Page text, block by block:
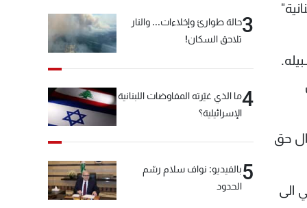
حق
الى
3حالة طوارئ وإخلاءات... والنار
تلاحق السكان!
4ما الذي غيّرته المفاوضات اللبنانية
الإسرائيلية؟
5بالفيديو: نواف سلام رسّم
الحدود